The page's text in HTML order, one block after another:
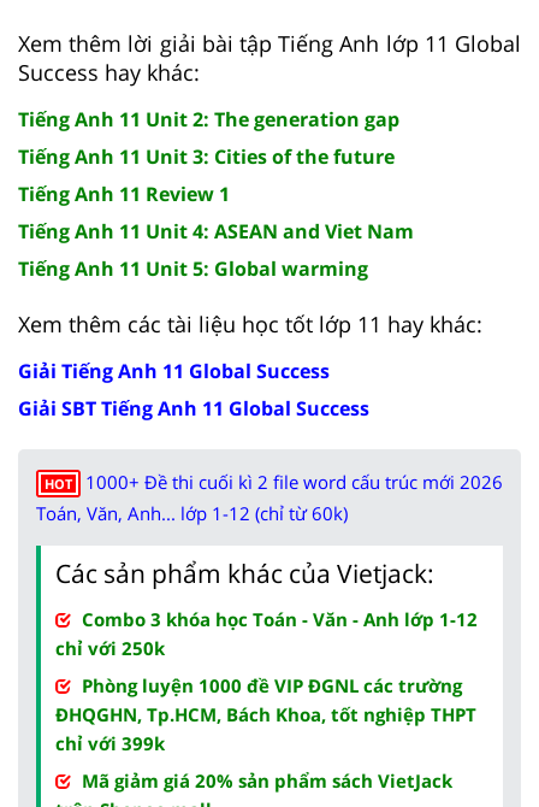
Xem thêm lời giải bài tập Tiếng Anh lớp 11 Global
Success hay khác:
Tiếng Anh 11 Unit 2: The generation gap
Tiếng Anh 11 Unit 3: Cities of the future
Tiếng Anh 11 Review 1
Tiếng Anh 11 Unit 4: ASEAN and Viet Nam
Tiếng Anh 11 Unit 5: Global warming
Xem thêm các tài liệu học tốt lớp 11 hay khác:
Giải Tiếng Anh 11 Global Success
Giải SBT Tiếng Anh 11 Global Success
HOT
1000+ Đề thi cuối kì 2 file word cấu trúc mới 2026
Toán, Văn, Anh... lớp 1-12 (chỉ từ 60k)
Các sản phẩm khác của Vietjack:
Combo 3 khóa học Toán - Văn - Anh lớp 1-12
chỉ với 250k
Phòng luyện 1000 đề VIP ĐGNL các trường
ĐHQGHN, Tp.HCM, Bách Khoa, tốt nghiệp THPT
chỉ với 399k
Mã giảm giá 20% sản phẩm sách VietJack